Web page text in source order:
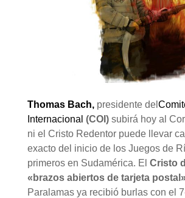
Thomas Bach, presidente del
Internacional (COI)subirá hoy al
ni el Cristo Redentor puede llevar
exacto del inicio de los Juegos de
primeros en Sudamérica. El Cristo
«brazos abiertos de tarjeta
Paralamas ya recibió burlas con el